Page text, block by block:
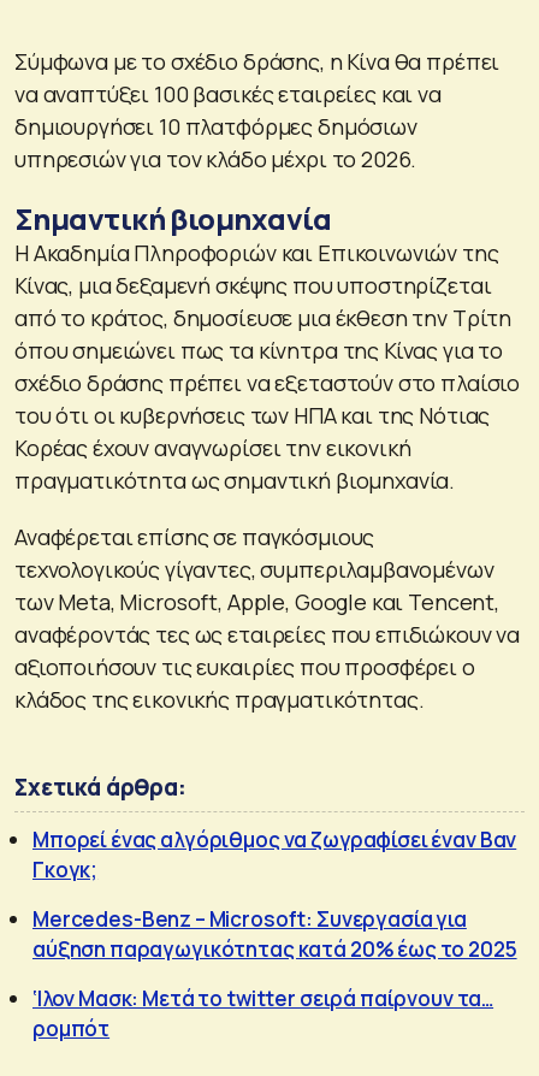
Σύμφωνα με το σχέδιο δράσης, η Κίνα θα πρέπει
να αναπτύξει 100 βασικές εταιρείες και να
δημιουργήσει 10 πλατφόρμες δημόσιων
υπηρεσιών για τον κλάδο μέχρι το 2026.
Σημαντική βιομηχανία
Η Ακαδημία Πληροφοριών και Επικοινωνιών της
Κίνας, μια δεξαμενή σκέψης που υποστηρίζεται
από το κράτος, δημοσίευσε μια έκθεση την Τρίτη
όπου σημειώνει πως τα κίνητρα της Κίνας για το
σχέδιο δράσης πρέπει να εξεταστούν στο πλαίσιο
του ότι οι κυβερνήσεις των ΗΠΑ και της Νότιας
Κορέας έχουν αναγνωρίσει την εικονική
πραγματικότητα ως σημαντική βιομηχανία.
Αναφέρεται επίσης σε παγκόσμιους
τεχνολογικούς γίγαντες, συμπεριλαμβανομένων
των Meta, Microsoft, Apple, Google και Tencent,
αναφέροντάς τες ως εταιρείες που επιδιώκουν να
αξιοποιήσουν τις ευκαιρίες που προσφέρει ο
κλάδος της εικονικής πραγματικότητας.
Σχετικά άρθρα:
Μπορεί ένας αλγόριθμος να ζωγραφίσει έναν Βαν
Γκογκ;
Mercedes-Benz – Microsoft: Συνεργασία για
αύξηση παραγωγικότητας κατά 20% έως το 2025
‘Iλον Μασκ: Mετά το twitter σειρά παίρνουν τα…
ρομπότ